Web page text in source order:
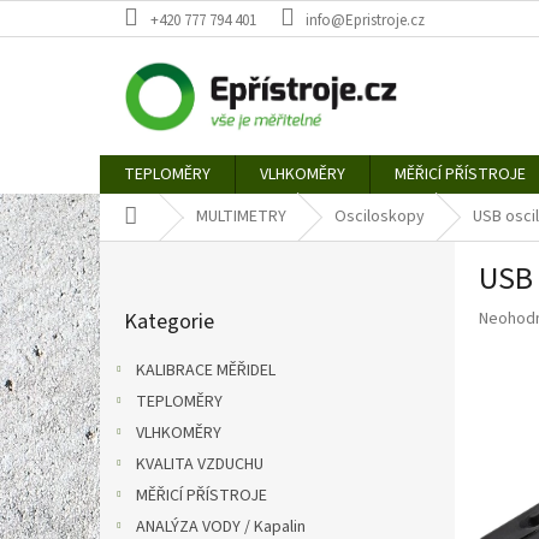
na
+420 777 794 401 info@Epristroje.cz
TEPLOMĚRY VLHKOMĚRY MĚŘICÍ PŘÍSTROJE
Domů MULTIMETRY Osciloskopy USB
P
o
s
t
r
a
n
n
í
p
a
kategorie
Kategorie
KALIBRACE MĚŘIDEL
TEPLOMĚRY
VLHKOMĚRY
KVALITA VZDUCHU
MĚŘICÍ PŘÍSTROJE
ANALÝZA VODY / Kapalin